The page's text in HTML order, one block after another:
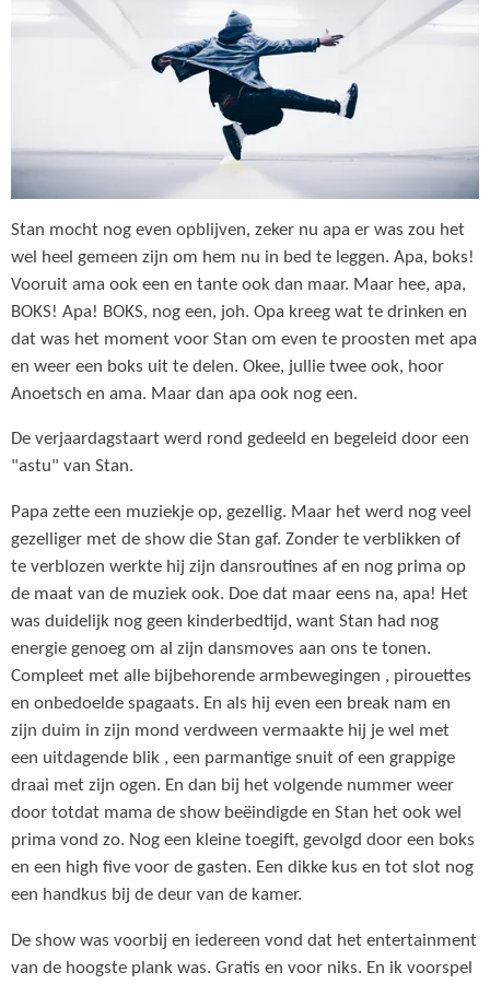
Stan mocht nog even opblijven, zeker nu apa er was zou het
wel heel gemeen zijn om hem nu in bed te leggen. Apa, boks!
Vooruit ama ook een en tante ook dan maar. Maar hee, apa,
BOKS! Apa! BOKS, nog een, joh. Opa kreeg wat te drinken en
dat was het moment voor Stan om even te proosten met apa
en weer een boks uit te delen. Okee, jullie twee ook, hoor
Anoetsch en ama. Maar dan apa ook nog een.
De verjaardagstaart werd rond gedeeld en begeleid door een
"astu" van Stan.
Papa zette een muziekje op, gezellig. Maar het werd nog veel
gezelliger met de show die Stan gaf. Zonder te verblikken of
te verblozen werkte hij zijn dansroutines af en nog prima op
de maat van de muziek ook. Doe dat maar eens na, apa! Het
was duidelijk nog geen kinderbedtijd, want Stan had nog
energie genoeg om al zijn dansmoves aan ons te tonen.
Compleet met alle bijbehorende armbewegingen , pirouettes
en onbedoelde spagaats. En als hij even een break nam en
zijn duim in zijn mond verdween vermaakte hij je wel met
een uitdagende blik , een parmantige snuit of een grappige
draai met zijn ogen. En dan bij het volgende nummer weer
door totdat mama de show beëindigde en Stan het ook wel
prima vond zo. Nog een kleine toegift, gevolgd door een boks
en een high five voor de gasten. Een dikke kus en tot slot nog
een handkus bij de deur van de kamer.
De show was voorbij en iedereen vond dat het entertainment
van de hoogste plank was. Gratis en voor niks. En ik voorspel